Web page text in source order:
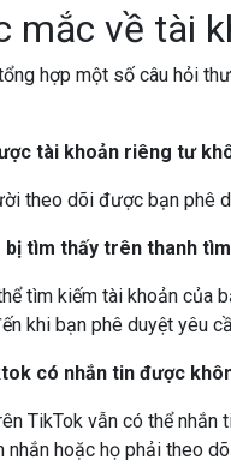
mắc về tài
hợp một số câu hỏi
tài khoản riêng tư
theo dõi được bạn phê
tìm thấy trên thanh
tìm kiếm tài khoản của
khi bạn phê duyệt yêu
có nhắn tin được
TikTok vẫn có thể
hoặc họ phải theo